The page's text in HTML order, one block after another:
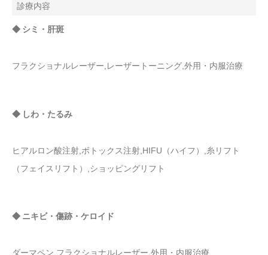
診療内容
◆ シミ・肝斑
フラクショナルレーザー,レーザートーニング,外用・内服治療
◆ しわ・たるみ
ヒアルロン酸注射,ボトックス注射,HIFU（ハイフ）,糸リフト
（フェイスリフト）,ショッピングリフト
◆ ニキビ・傷跡・ケロイド
ダーマペン,フラクショナルレーザー,外用・内服治療